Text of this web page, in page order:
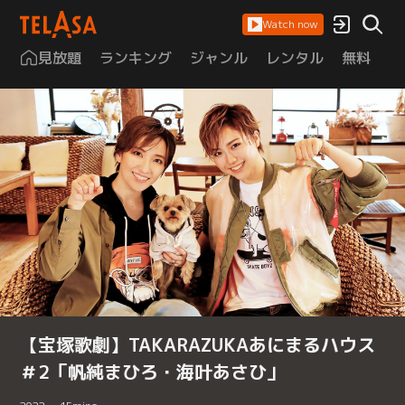
Watch now
見放題 ランキング ジャンル レンタル 無料
【宝塚歌劇】TAKARAZUKAあにまるハウス
＃2「帆純まひろ・海叶あさひ」